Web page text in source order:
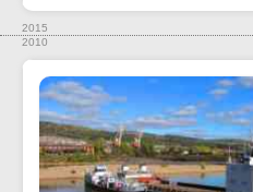
2015
2010